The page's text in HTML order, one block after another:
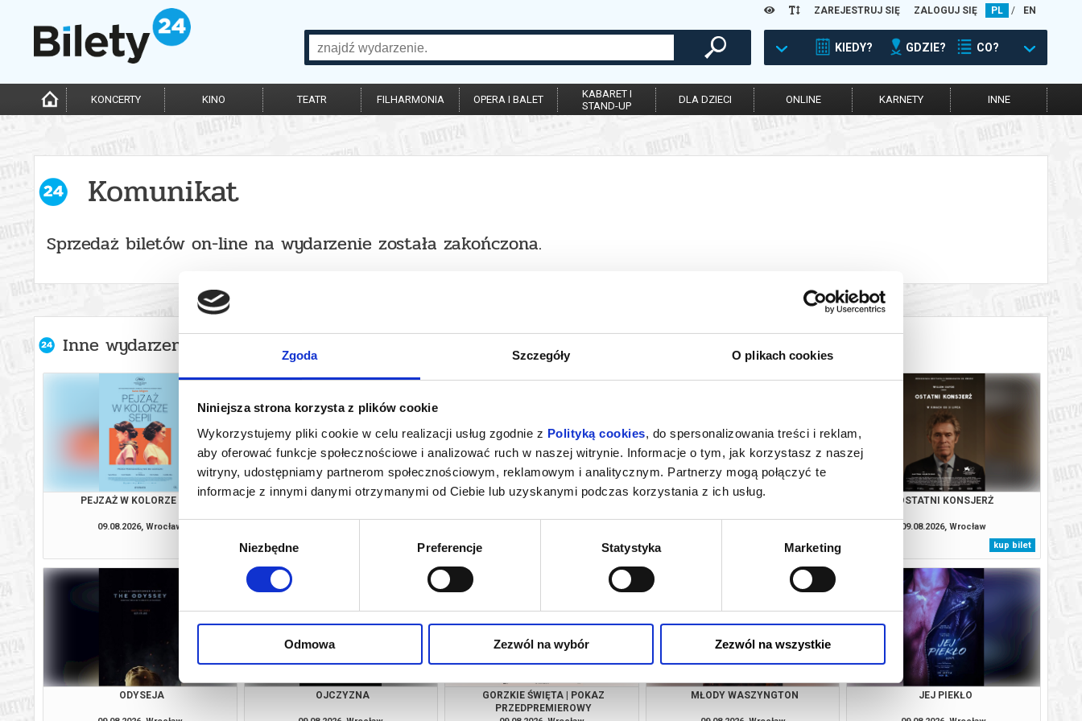
Zgoda Szczegóły O plikach cookies
Niniejsza strona korzysta z plików cookie
Wykorzystujemy pliki cookie w celu realizacji usług zgodnie z Polityką cookies, do spersonalizowania treści i reklam,
aby oferować funkcje społecznościowe i analizować ruch w naszej witrynie. Informacje o tym, jak korzystasz z naszej
witryny, udostępniamy partnerom społecznościowym, reklamowym i analitycznym. Partnerzy mogą połączyć te
informacje z innymi danymi otrzymanymi od Ciebie lub uzyskanymi podczas korzystania z ich usług.
Wybór
Niezbędne Preferencje Statystyka Marketing
Odmowa Zezwól na wybór Zezwól na wszystkie
ZAREJESTRUJ SIĘ ZALOGUJ SIĘ PL / EN
KIEDY? GDZIE? CO?
KONCERTY KINO TEATR FILHARMONIA OPERA I BALET
KABARET I
STAND-UP
DLA DZIECI ONLINE KARNETY INNE
Komunikat
Sprzedaż biletów on-line na wydarzenie została zakończona.
Inne wydarzenia organizatora
PEJZAŻ W KOLORZE SEPII
09.08.2026, Wrocław
KANDYDACI ŚMIERCI
kup bilet
ZAPROSZENIE
kup bilet
O CZYM SOBIE NIE MÓWIMY
kup bilet
OSTATNI KONSJERŻ
09.08.2026, Wrocław
kup bilet
ODYSEJA OJCZYZNA
GORZKIE ŚWIĘTA | POKAZ
PRZEDPREMIEROWY
MŁODY WASZYNGTON JEJ PIEKŁO